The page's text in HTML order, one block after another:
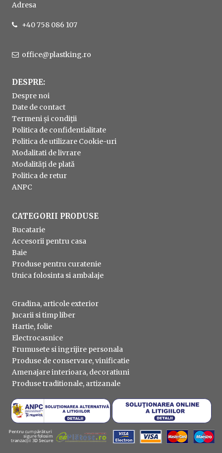
Adresa
+40 758 086 107
office@plastking.ro
DESPRE:
Despre noi
Date de contact
Termeni și condiții
Politica de confidentialitate
Politica de utilizare Cookie-uri
Modalitati de livrare
Modalități de plată
Politica de retur
ANPC
CATEGORII PRODUSE
Bucatarie
Accesorii pentru casa
Baie
Produse pentru curatenie
Unica folosinta si ambalaje
Gradina, articole exterior
Jucarii si timp liber
Hartie, folie
Electrocasnice
Frumusete si ingrijire personala
Produse de conservare, vinificatie
Amenajare interioara, decoratiuni
Produse traditionale, artizanale